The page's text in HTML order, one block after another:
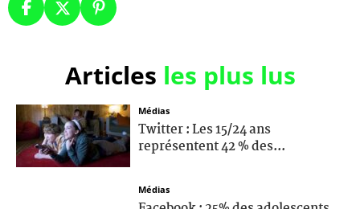
Articles les plus lus
Médias
Twitter : Les 15/24 ans
représentent 42 % des...
Médias